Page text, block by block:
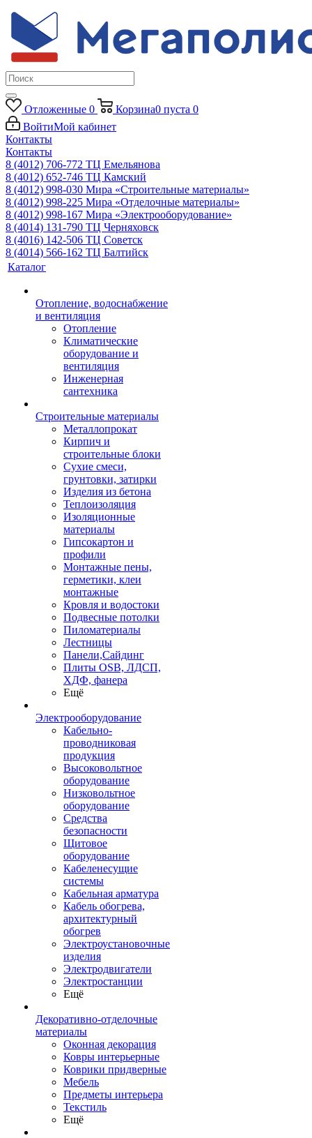
Отложенные 0 Корзина0 пуста 0
ВойтиМой кабинет
Контакты
Контакты
8 (4012) 706-772 ТЦ Емельянова
8 (4012) 652-746 ТЦ Камский
8 (4012) 998-030 Мира «Строительные материалы»
8 (4012) 998-225 Мира «Отделочные материалы»
8 (4012) 998-167 Мира «Электрооборудование»
8 (4014) 131-790 ТЦ Черняховск
8 (4016) 142-506 ТЦ Советск
8 (4014) 566-162 ТЦ Балтийск
Каталог
Отопление, водоснабжение
и вентиляция
Отопление
Климатические
оборудование и
вентиляция
Инженерная
сантехника
Строительные материалы
Металлопрокат
Кирпич и
строительные блоки
Сухие смеси,
грунтовки, затирки
Изделия из бетона
Теплоизоляция
Изоляционные
материалы
Гипсокартон и
профили
Монтажные пены,
герметики, клеи
монтажные
Кровля и водостоки
Подвесные потолки
Пиломатериалы
Лестницы
Панели,Сайдинг
Плиты OSB, ЛДСП,
ХДФ, фанера
Ещё
Электрооборудование
Кабельно-
проводниковая
продукция
Высоковольтное
оборудование
Низковольтное
оборудование
Средства
безопасности
Щитовое
оборудование
Кабеленесущие
системы
Кабельная арматура
Кабель обогрева,
архитектурный
обогрев
Электроустановочные
изделия
Электродвигатели
Электростанции
Ещё
Декоративно-отделочные
материалы
Оконная декорация
Ковры интерьерные
Коврики придверные
Мебель
Предметы интерьера
Текстиль
Ещё